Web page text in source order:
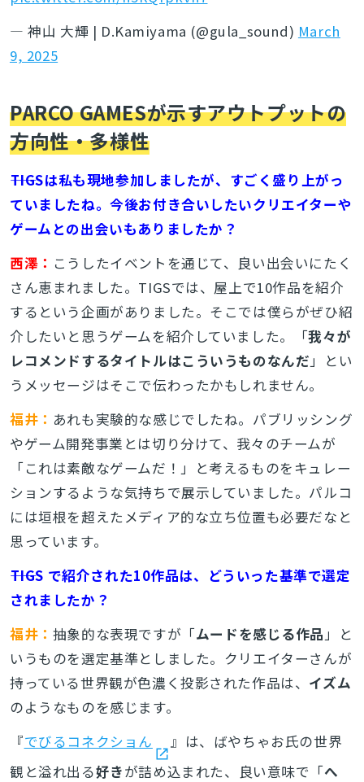
— 神山 大輝 | D.Kamiyama (@gula_sound) March
9, 2025
PARCO GAMESが示すアウトプットの
方向性・多様性
――TIGSは私も現地参加しましたが、すごく盛り上がっ
ていましたね。今後お付き合いしたいクリエイターや
ゲームとの出会いもありましたか？
西澤： こうしたイベントを通じて、良い出会いにたく
さん恵まれました。TIGSでは、屋上で10作品を紹介
するという企画がありました。そこでは僕らがぜひ紹
介したいと思うゲームを紹介していました。「我々が
レコメンドするタイトルはこういうものなんだ 」とい
うメッセージはそこで伝わったかもしれません。
福井： あれも実験的な感じでしたね。パブリッシング
やゲーム開発事業とは切り分けて、我々のチームが
「これは素敵なゲームだ！」と考えるものをキュレー
ションするような気持ちで展示していました。パルコ
には垣根を超えたメディア的な立ち位置も必要だなと
思っています。
――TIGS で紹介された10作品は、どういった基準で選定
されましたか？
福井： 抽象的な表現ですが「ムードを感じる作品 」と
いうものを選定基準としました。クリエイターさんが
持っている世界観が色濃く投影された作品は、 イズム
のようなものを感じます。
『でびるコネクショん
』は、ばやちゃお氏の世界
観と溢れ出る好きが詰め込まれた、良い意味で「へ